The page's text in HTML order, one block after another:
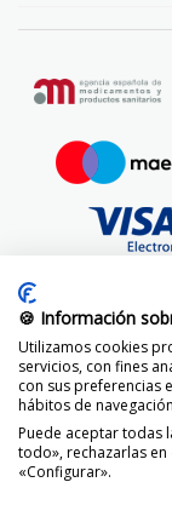
🍪 Información
Utilizamos cookies
servicios, con fines
con sus preferencias
hábitos de
Puede aceptar todas
todo», rechazarlas en
«Configurar».